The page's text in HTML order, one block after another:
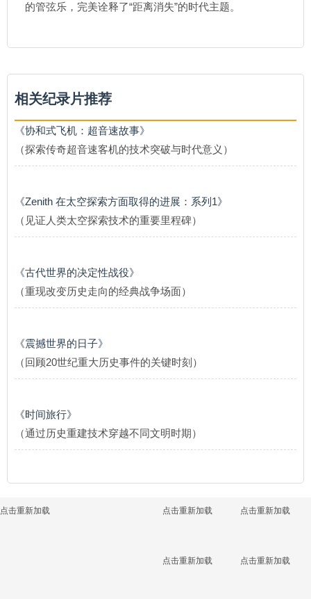
的管弦乐，完美诠释了“距离消失”的时代主题。
相关纪录片推荐
《协和式飞机：超音速故事》
（探索传奇超音速客机的技术突破与时代意义）
《Zenith 在太空探索方面取得的进展：系列1》
（见证人类太空探索技术的重要里程碑）
《古代世界的决定性战役》
（重现改变历史走向的经典战争场面）
《震撼世界的日子》
（回顾20世纪重大历史事件的关键时刻）
《时间旅行》
（通过历史重建技术穿越不同文明时期）
点击重新加载 点击重新加载 点击重新加载
点击重新加载 点击重新加载